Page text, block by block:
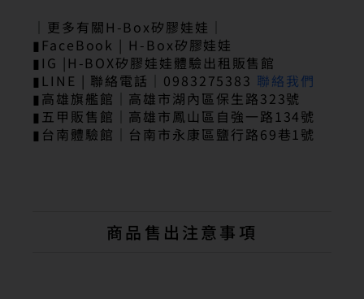
｜更多有關H-Box矽膠娃娃｜
▮FaceBook | H-Box矽膠娃娃
▮IG |H-BOX矽膠娃娃體驗出租販售館
▮LINE | 聯絡電話｜0983275383 聯絡我們
▮高雄旗艦館｜高雄市湖內區保生路323號
▮五甲販售館｜高雄市鳳山區自強一路134號
▮台南體驗館｜台南市永康區鹽行路69巷1號
商品售出注意事項